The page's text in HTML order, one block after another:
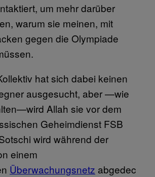
um mehr darüber
warum sie meinen, mit
gegen die Olympiade
hat sich dabei keinen
ausgesucht, aber —wie
Allah sie vor dem
Geheimdienst FSB
wird während der
einem
Überwachungsnetz abgedec